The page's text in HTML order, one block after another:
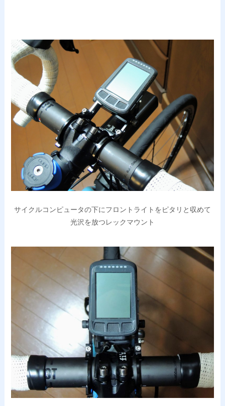
サイクルコンピュータの下にフロントライトをピタリと収めて
光沢を放つレックマウント